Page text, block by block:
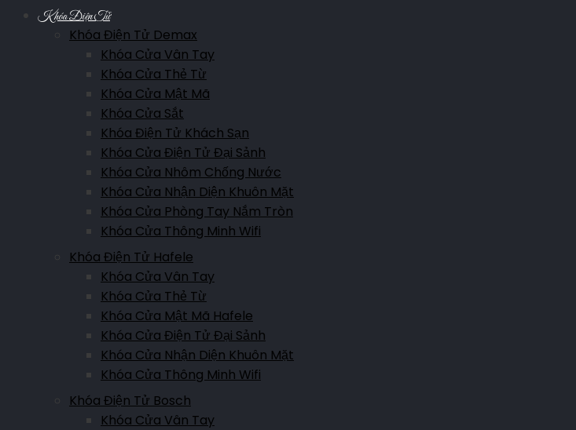
Khóa Điện Tử
Khóa Điện Tử Demax
Khóa Cửa Vân Tay
Khóa Cửa Thẻ Từ
Khóa Cửa Mật Mã
Khóa Cửa Sắt
Khóa Điện Tử Khách Sạn
Khóa Cửa Điện Tử Đại Sảnh
Khóa Cửa Nhôm Chống Nước
Khóa Cửa Nhận Diện Khuôn Mặt
Khóa Cửa Phòng Tay Nắm Tròn
Khóa Cửa Thông Minh Wifi
Khóa Điện Tử Hafele
Khóa Cửa Vân Tay
Khóa Cửa Thẻ Từ
Khóa Cửa Mật Mã Hafele
Khóa Cửa Điện Tử Đại Sảnh
Khóa Cửa Nhận Diện Khuôn Mặt
Khóa Cửa Thông Minh Wifi
Khóa Điện Tử Bosch
Khóa Cửa Vân Tay